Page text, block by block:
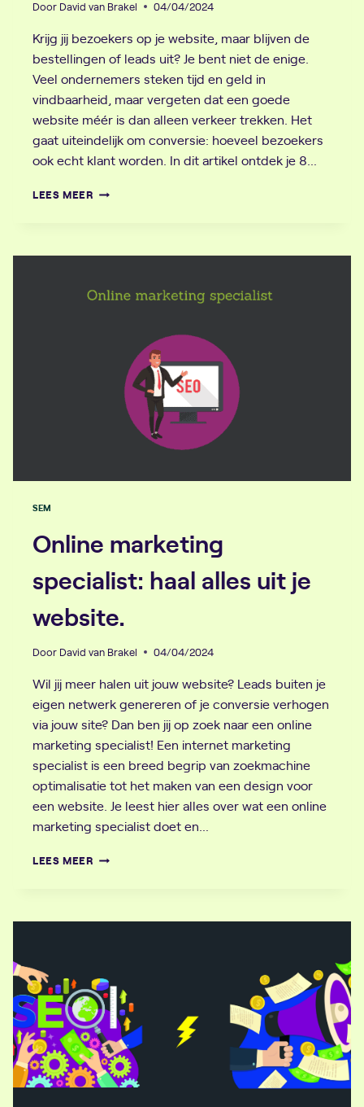
Door David van Brakel 04/04/2024
Krijg jij bezoekers op je website, maar blijven de
bestellingen of leads uit? Je bent niet de enige.
Veel ondernemers steken tijd en geld in
vindbaarheid, maar vergeten dat een goede
website méér is dan alleen verkeer trekken. Het
gaat uiteindelijk om conversie: hoeveel bezoekers
ook echt klant worden. In dit artikel ontdek je 8…
LEES MEER CONVERSIE
MANIEREN
JE
WEBSITE
VERBETEREN
SEM
Online marketing
specialist: haal alles uit je
website.
Door David van Brakel 04/04/2024
Wil jij meer halen uit jouw website? Leads buiten je
eigen netwerk genereren of je conversie verhogen
via jouw site? Dan ben jij op zoek naar een online
marketing specialist! Een internet marketing
specialist is een breed begrip van zoekmachine
optimalisatie tot het maken van een design voor
een website. Je leest hier alles over wat een online
marketing specialist doet en…
LEES MEER ONLINE
ALLES